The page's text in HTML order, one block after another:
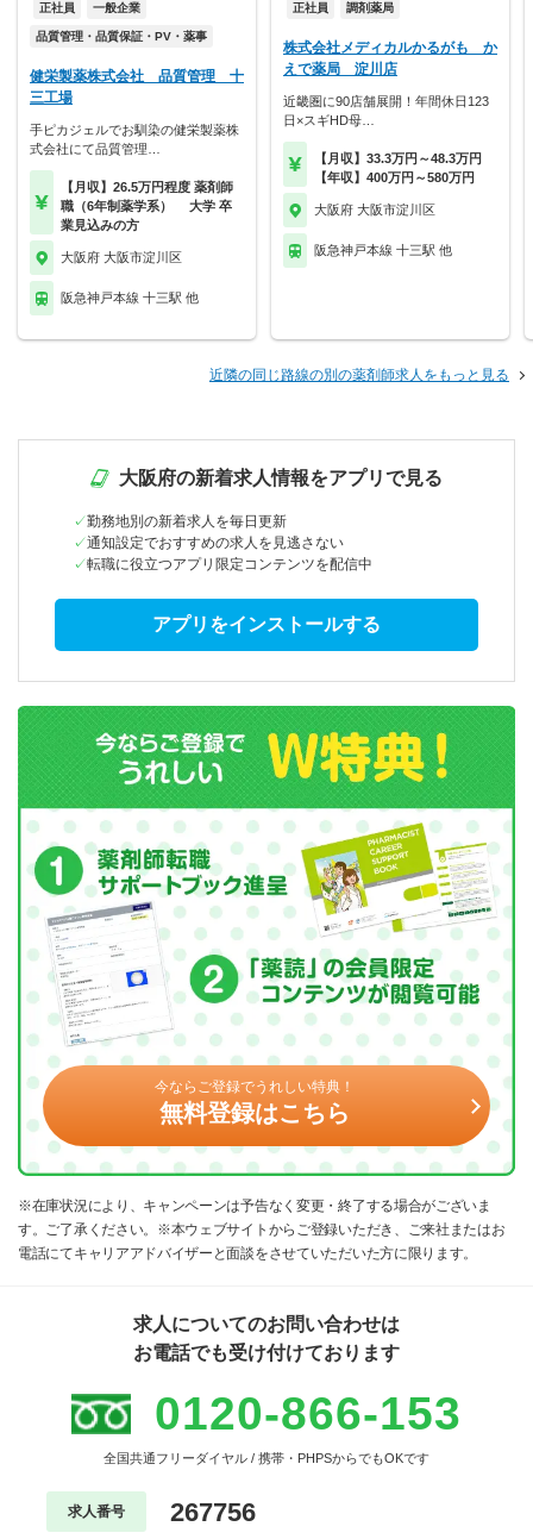
正社員 一般企業
品質管理・品質保証・PV・薬事
健栄製薬株式会社 品質管理 十
三工場
手ピカジェルでお馴染の健栄製薬株
式会社にて品質管理…
【月収】26.5万円程度 薬剤師
職（6年制薬学系） 大学 卒
業見込みの方
大阪府 大阪市淀川区
阪急神戸本線 十三駅 他
正社員 調剤薬局
株式会社メディカルかるがも か
えで薬局 淀川店
近畿圏に90店舗展開！年間休日123
日×スギHD母…
【月収】33.3万円～48.3万円
【年収】400万円～580万円
大阪府 大阪市淀川区
阪急神戸本線 十三駅 他
近隣の同じ路線の別の薬剤師求人をもっと見る
大阪府の新着求人情報をアプリで見る
勤務地別の新着求人を毎日更新
通知設定でおすすめの求人を見逃さない
転職に役立つアプリ限定コンテンツを配信中
アプリをインストールする
今ならご登録でうれしい特典！
無料登録はこちら
※在庫状況により、キャンペーンは予告なく変更・終了する場合がございま
す。ご了承ください。※本ウェブサイトからご登録いただき、ご来社またはお
電話にてキャリアアドバイザーと面談をさせていただいた方に限ります。
求人についてのお問い合わせは
お電話でも受け付けております
0120-866-153
全国共通フリーダイヤル / 携帯・PHPSからでもOKです
求人番号 267756